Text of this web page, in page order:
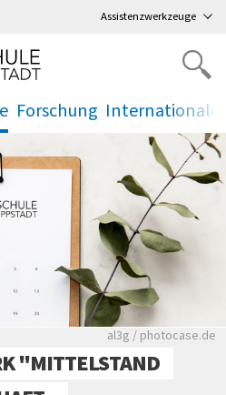
Assistenzwerkzeuge
Forschung
.
Rote leere
al3g / photocase.de
"MITTELSTAND